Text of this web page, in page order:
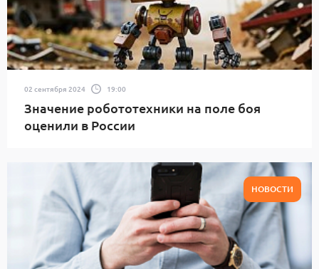
02 сентября 2024 19:00
Значение робототехники на поле боя
оценили в России
НОВОСТИ